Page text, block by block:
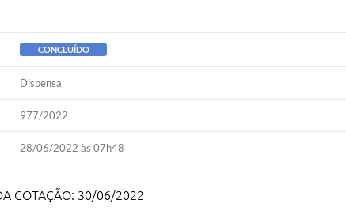
CONCLUÍDO
Dispensa
977/2022
28/06/2022 às 07h48
COTAÇÃO: 30/06/2022